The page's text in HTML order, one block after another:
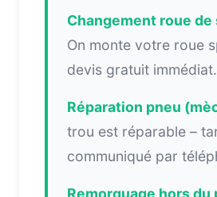
Changement roue de
On monte votre roue
devis gratuit immédiat.
Réparation pneu
trou est réparable –
communiqué par
Remorquage hors du